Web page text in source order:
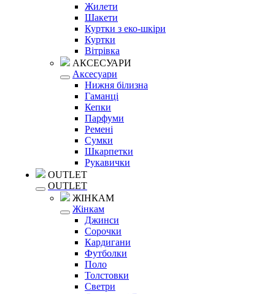
Жилети
Шакети
Куртки з еко-шкіри
Куртки
Вітрівка
АКСЕСУАРИ
Аксесуари
Нижня білизна
Гаманці
Кепки
Парфуми
Ремені
Сумки
Шкарпетки
Рукавички
OUTLET
OUTLET
ЖІНКАМ
Жінкам
Джинси
Сорочки
Кардигани
Футболки
Поло
Толстовки
Светри